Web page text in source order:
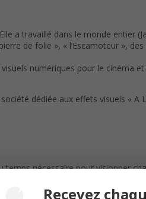
a travaillé dans le monde entier
de folie », « l’Escamoteur »,
numériques pour le cinéma
dédiée aux effets visuels « A
nécessaire pour visionner
l’année.Recevez